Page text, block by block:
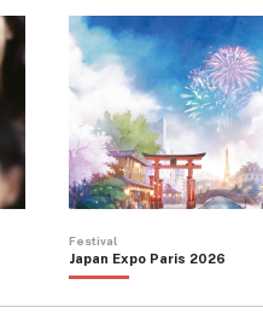
Festival
Japan Expo Paris 2026